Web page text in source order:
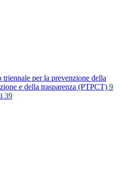
triennale per la prevenzione della
e della trasparenza (PTPCT) 9
39